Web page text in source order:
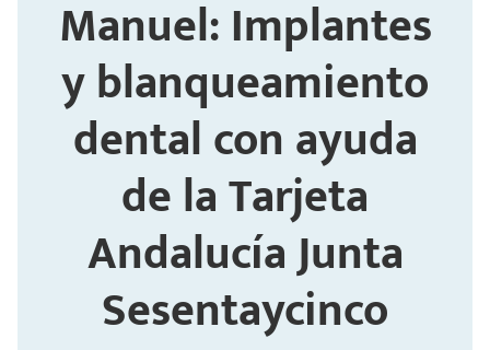
Manuel: Implantes
y blanqueamiento
dental con ayuda
de la Tarjeta
Andalucía Junta
Sesentaycinco